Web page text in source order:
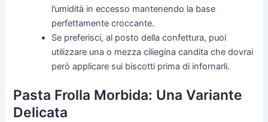
l’umidità in eccesso mantenendo la base
perfettamente croccante.
Se preferisci, al posto della confettura, puoi
utilizzare una o mezza ciliegina candita che dovrai
però applicare sui biscotti prima di infornarli.
Pasta Frolla Morbida: Una Variante
Delicata